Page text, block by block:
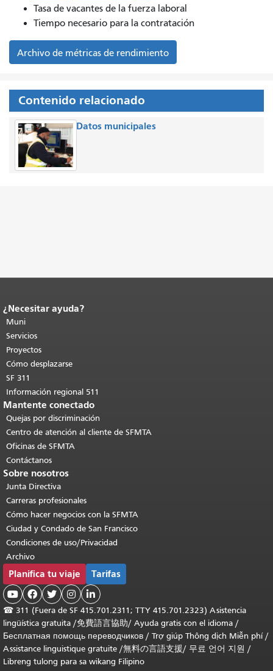
Tasa de vacantes de la fuerza laboral
Tiempo necesario para la contratación
Archivo de métricas de rendimiento
Contenido relacionado
Datos municipales
Fin del contenido de la página.
de esta página se repite en todas las
páginas.Volver al principio del
contenido principal
¿Necesitar ayuda?
Muni
Servicios
Proyectos
Cómo desplazarse
SF 311
Información regional 511
Mantente conectado
Quejas por discriminación
Centro de atención al cliente de SFMTA
Oficinas de SFMTA
Contáctanos
Sobre nosotros
Junta Directiva
Carreras profesionales
Cómo hacer negocios con la SFMTA
Ciudad y Condado de San Francisco
Condiciones de uso/Privacidad
Archivo
Planifica tu viaje Tarifas
    
☎ 311 (Fuera de SF 415.701.2311; TTY 415.701.2323) Asistencia
lingüística gratuita /免費語言協助/ Ayuda gratis con el idioma /
Бесплатная помощь переводчиков / Trợ giúp Thông dịch Miễn phí/
Assistance linguistique gratuite /無料の言語支援/ 무료 언어 지원 /
Libreng tulong para sa wikang Filipino